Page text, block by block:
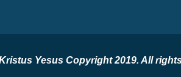
Yesus Copyright 2019. All